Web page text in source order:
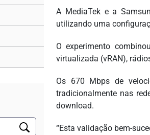
A MediaTek e a
utilizando uma
O experimento
virtualizada (vRAN),
Os 670 Mbps de
tradicionalmente nas
download.
“Esta validação bem-